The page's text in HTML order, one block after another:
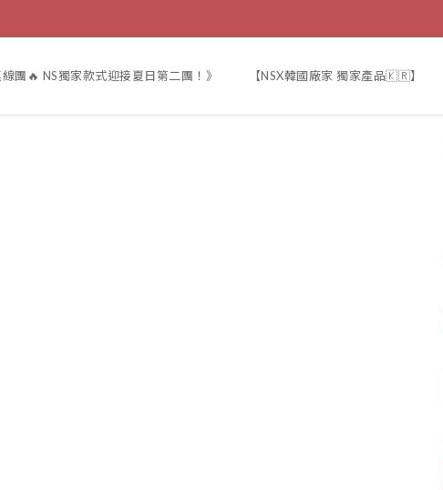
團🔥 NS獨家款式迎接夏日第二團！》 【NSX韓國廠家 獨家產品🇰🇷】